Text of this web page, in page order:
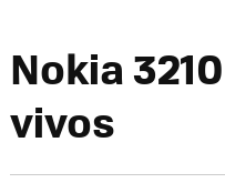
Nokia
vivos